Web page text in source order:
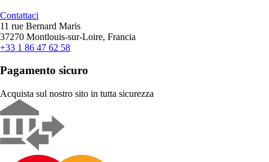
Contattaci
11 rue Bernard Maris
37270 Montlouis-sur-Loire, Francia
+33 1 86 47 62 58
Pagamento sicuro
Acquista sul nostro sito in tutta sicurezza